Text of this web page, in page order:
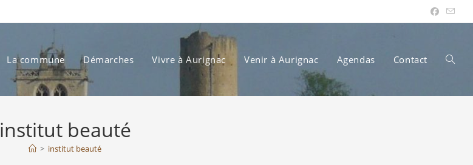
La commune Démarches Vivre à Aurignac Venir à Aurignac Agendas Contact Toggle
institut beauté
> institut beauté